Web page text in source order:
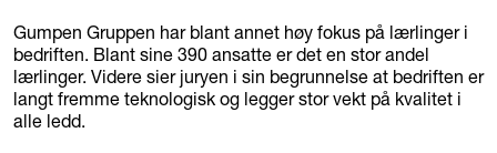
Gumpen Gruppen har blant annet høy fokus på lærlinger i
bedriften. Blant sine 390 ansatte er det en stor andel
lærlinger. Videre sier juryen i sin begrunnelse at bedriften er
langt fremme teknologisk og legger stor vekt på kvalitet i
alle ledd.